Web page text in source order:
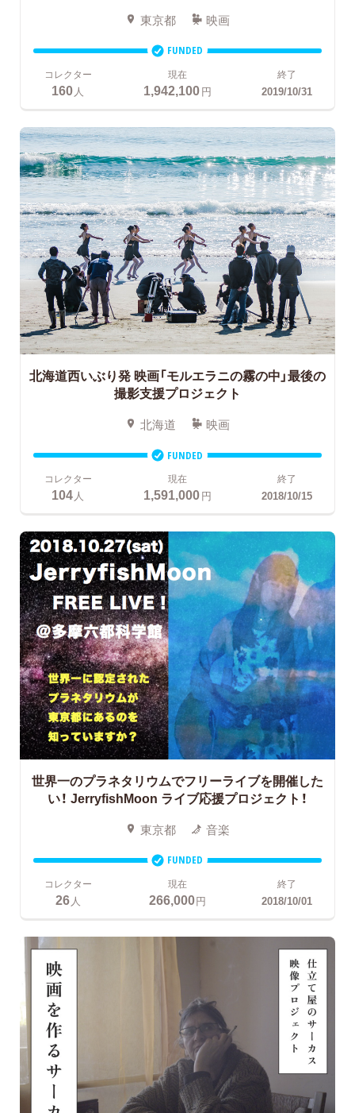
東京都 映画
FUNDED
コレクター
160人
現在
1,942,100円
終了
2019/10/31
北海道西いぶり発映画「モルエラニの霧の中」最後の
撮影支援プロジェクト
北海道 映画
FUNDED
コレクター
104人
現在
1,591,000円
終了
2018/10/15
世界一のプラネタリウムでフリーライブを開催した
い！ JerryfishMoon ライブ応援プロジェクト！
東京都 音楽
FUNDED
コレクター
26人
現在
266,000円
終了
2018/10/01